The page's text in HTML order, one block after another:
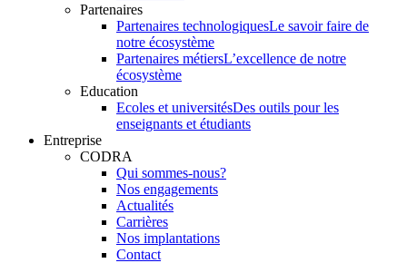
Partenaires
Partenaires technologiquesLe savoir faire de
notre écosystème
Partenaires métiersL’excellence de notre
écosystème
Education
Ecoles et universitésDes outils pour les
enseignants et étudiants
Entreprise
CODRA
Qui sommes-nous?
Nos engagements
Actualités
Carrières
Nos implantations
Contact